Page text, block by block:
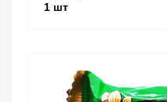
1 шт